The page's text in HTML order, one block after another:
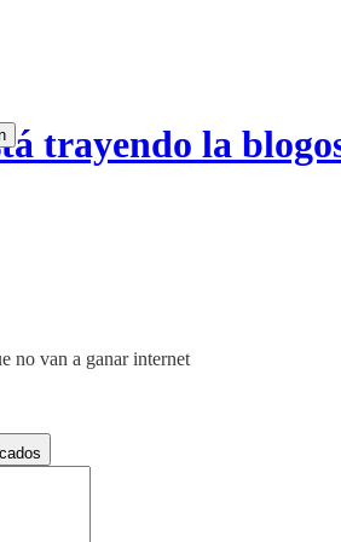
trayendo la
no van a ganar internet